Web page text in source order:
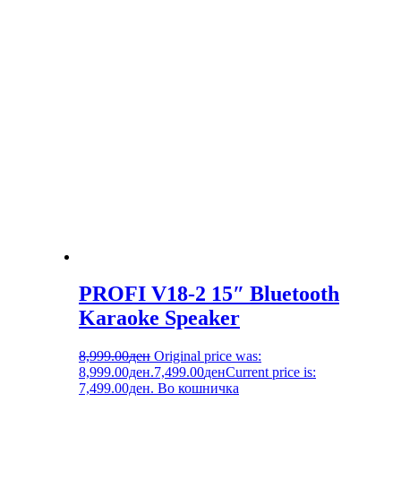
PROFI V18-2 15″ Bluetooth
Karaoke Speaker
8,999.00ден Original price was:
8,999.00ден.7,499.00денCurrent price is:
7,499.00ден. Во кошничка